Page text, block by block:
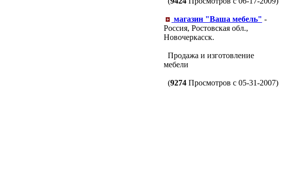
магазин "Ваша мебель" -
Россия, Ростовская обл.,
Новочеркасск.
Продажа и изготовление
мебели
(9274Просмотров с 05-31-2007)